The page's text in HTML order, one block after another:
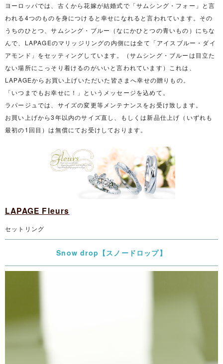
ヨーロッパでは、古くから花嫁が結婚式で「サムシング・フォー」と言
われる4つのものを身につけると幸せになれると言われています。その
うちのひとつ、サムシング・ブルー（なにかひとつの青いもの）にちな
んで、LAPAGEのマリッジリングの内側には全て「アイスブルー・ダイ
アモンド」をセッティングしています。（サムシング・ブルーは目立た
ない場所にこっそり着けるのがいいと言われています）これは、
LAPAGEからお買い上げいただいた皆さまへ幸せの贈りもの。
「いつまでもお幸せに！」というメッセージを込めて。
ラパージュでは、サイズの変更等メンテナンスをお受け致します。
お買い上げから3年以内のサイズ直し、もしくは新品仕上げ（いずれも
最初の1回目）は無償にてお受けしております。
LAPAGE Fleurs
セットリング
Snow drop【スノードロップ】